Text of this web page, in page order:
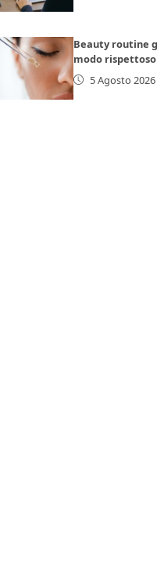
Beauty routine
modo
5 Agosto 2026